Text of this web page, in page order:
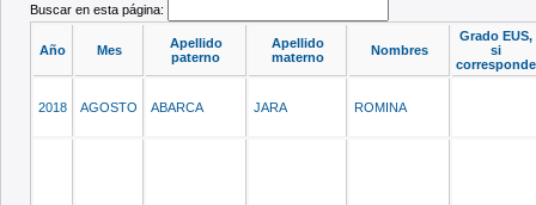
Buscar en esta página:
Año Mes
Apellido
paterno
Apellido
materno
Nombres
Grado EUS,
si
corresponde
2018 AGOSTO ABARCA JARA ROMINA